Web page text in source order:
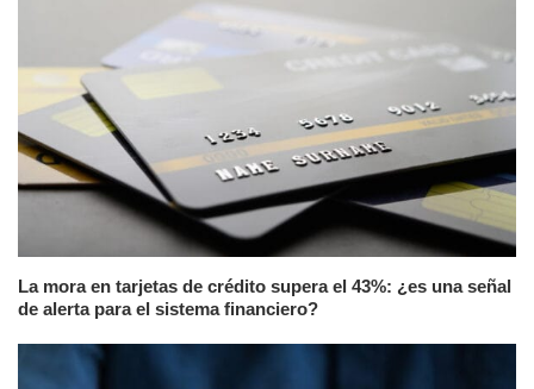
La mora en tarjetas de crédito supera el 43%: ¿es una señal
de alerta para el sistema financiero?